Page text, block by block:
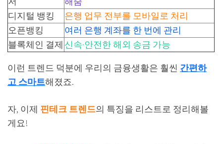
디지털 뱅킹
은행 업무 전부를 모바일로 처리
오픈뱅킹
여러 은행 계좌를 한 번에 관리
블록체인 결제 신속·안전한 해외 송금 가능
이런 트렌드 덕분에 우리의 금융생활은 훨씬 간편하
고 스마트해졌죠.
자, 이제 핀테크 트렌드의 특징을 리스트로 정리해볼
게요!